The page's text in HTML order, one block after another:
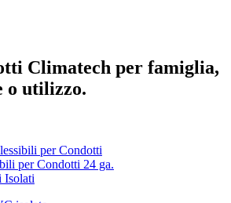
Climatech per famiglia,
o utilizzo.
per Condotti
per Condotti 24 ga.
Isolati